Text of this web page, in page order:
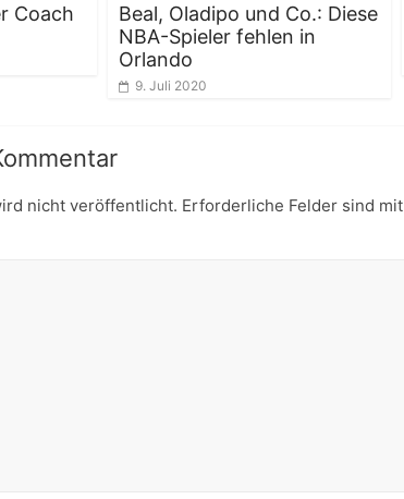
Coach
Beal, Oladipo und Co.: Diese
NBA-Spieler fehlen in
Orlando
9. Juli 2020
nicht veröffentlicht. Erforderliche Felder sind mit